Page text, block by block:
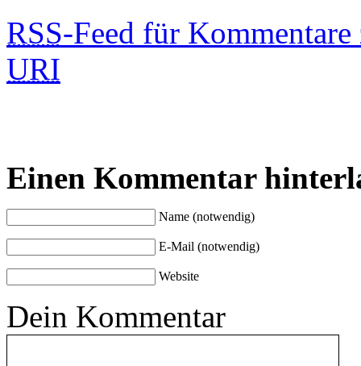
RSS-Feed für
URI
Einen Kommentar
Name (notwendig)
E-Mail (notwendig)
Website
Dein Kommentar